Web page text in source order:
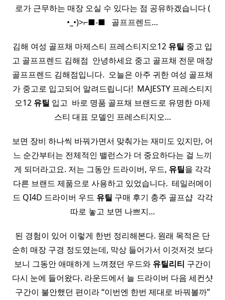
로가 근무하는 매장 오실 수 있다는 점 공유하겠습니다 (
•_•)>⌐■-■ ​ ​ 골프프렌드…
김해 여성 골프채 마제스티 프레스티지오12 유틸 중고 입
고 골프프렌드 김해점 ​ 안녕하세요 중고 골프채 전문 매장
골프프렌드 김해점입니다. ​ 오늘은 아주 귀한 여성 골프채
가 중고로 입고되어 알려드립니다! ​ MAJESTY 프레스티지
오12 유틸 입고 ​ 바로 명품 골프채 브랜드로 유명한 마제
스티 대표 모델인 프레스티지오…
보면 장비 하나씩 바꿔가면서 맞춰가는 재미도 있지만, 어
느 순간부터는 전체적인 밸런스가 더 중요하다는 걸 느끼
게 되더라고요. 저는 그동안 드라이버, 우드, 유틸을 각각
다른 브랜드 제품으로 사용하고 있었습니다. ​ 테일러메이
드 QI4D 드라이버 우드 유틸 구매 후기 충주 골프샵 ​ 각각
따로 놓고 보면 나쁘지…
된 경험이 있어 이렇게 한번 정리해본다. 원래 목적은 단
순히 매장 구경 정도였는데, 막상 들어가서 이것저것 보다
보니 그동안 애매하게 느껴졌던 우드와 유틸리티 구간이
다시 눈에 들어왔다. 라운드에서 늘 드라이버 다음 세컨샷
구간이 불안했던 편이라 “이번엔 한번 제대로 바꿔볼까”